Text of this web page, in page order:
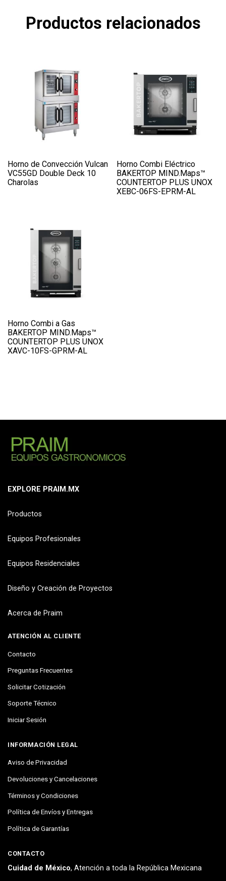
Productos relacionados
Horno de Convección Vulcan
VC55GD Double Deck 10
Charolas
Horno Combi Eléctrico
BAKERTOP MIND.Maps™
COUNTERTOP PLUS UNOX
XEBC-06FS-EPRM-AL
Horno Combi a Gas
BAKERTOP MIND.Maps™
COUNTERTOP PLUS UNOX
XAVC-10FS-GPRM-AL
EXPLORE PRAIM.MX
Productos
Equipos Profesionales
Equipos Residenciales
Diseño y Creación de Proyectos
Acerca de Praim
ATENCIÓN AL CLIENTE
Contacto
Preguntas Frecuentes
Solicitar Cotización
Soporte Técnico
Iniciar Sesión
INFORMACIÓN LEGAL
Aviso de Privacidad
Devoluciones y Cancelaciones
Términos y Condiciones
Política de Envíos y Entregas
Política de Garantías
CONTACTO
Cuidad de México, Atención a toda la República Mexicana